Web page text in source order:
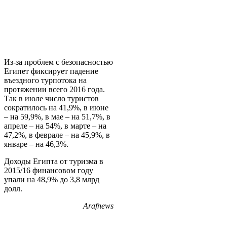
Из-за проблем с безопасностью
Египет фиксирует падение
въездного турпотока на
протяжении всего 2016 года.
Так в июле число туристов
сократилось на 41,9%, в июне
– на 59,9%, в мае – на 51,7%, в
апреле – на 54%, в марте – на
47,2%, в феврале – на 45,9%, в
январе – на 46,3%.
Доходы Египта от туризма в
2015/16 финансовом году
упали на 48,9% до 3,8 млрд
долл.
Arafnews